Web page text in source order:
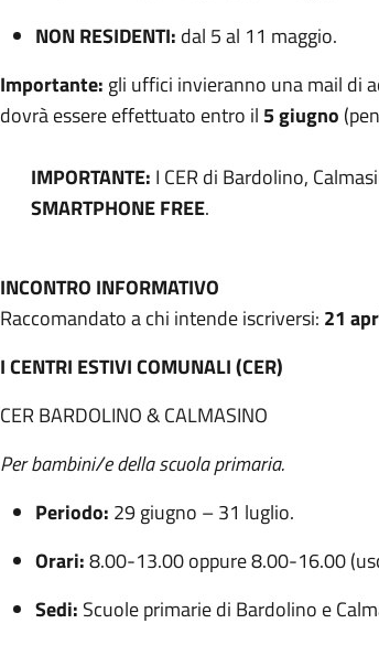
NON RESIDENTI: dal 5 al 11 maggio.
Importante: gli uffici invieranno una mail di
dovrà essere effettuato entro il 5 giugno
IMPORTANTE: I CER di Bardolino,
SMARTPHONE FREE.
INCONTRO INFORMATIVO
Raccomandato a chi intende iscriversi: 21
I CENTRI ESTIVI COMUNALI (CER)
CER BARDOLINO & CALMASINO
Per bambini/e della scuola primaria.
Periodo: 29 giugno – 31 luglio.
Orari:8.00-13.00 oppure 8.00-16.00
Sedi: Scuole primarie di Bardolino e